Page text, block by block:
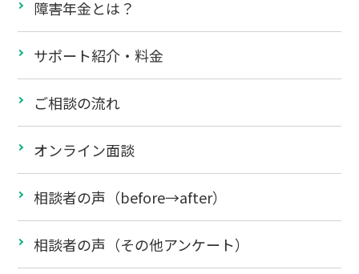
障害年金とは？
サポート紹介・料金
ご相談の流れ
オンライン面談
相談者の声（before→after）
相談者の声（その他アンケート）